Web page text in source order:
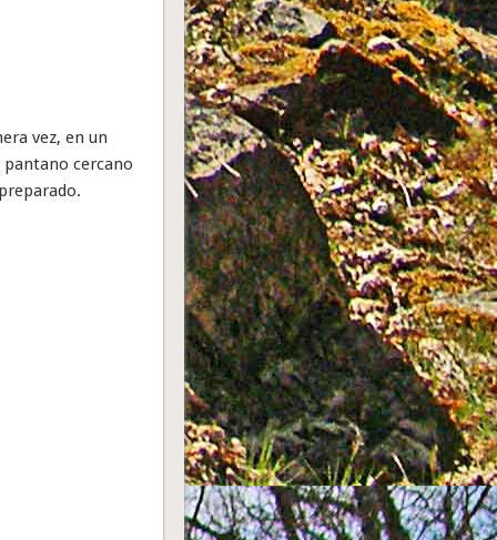
vez, en un
pantano cercano